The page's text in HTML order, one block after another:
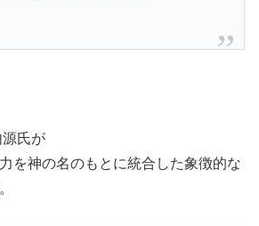
氏が
を神の名のもとに統合した象徴的な